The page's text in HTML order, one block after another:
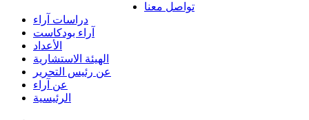
تواصل معنا
دراسات آراء
آراء بودكاست
الأعداد
الهيئة الاستشارية
عن رئيس التحرير
عن آراء
الرئيسية